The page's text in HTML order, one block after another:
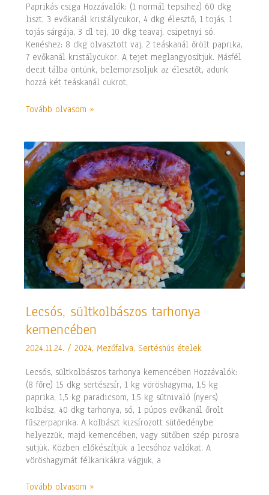
Paprikás csiga Hozzávalók: (1 normál tepsihez) 60 dkg
liszt, 3 evőkanál kristálycukor, 4 dkg élesztő, 1 tojás, 1
tojás sárgája, 3 dl tej, 10 dkg teavaj, csipetnyi só.
Kenéshez: 8 dkg olvasztott vaj, 2 teáskanál őrölt paprika,
7 evőkanál kristálycukor. A tejet meglangyosítjuk. Másfél
decit tálba öntünk, belemorzsoljuk az élesztőt, adunk
hozzá két teáskanál cukrot,
Tovább olvasom »
Lecsós, sültkolbászos tarhonya
kemencében
2024.11.24./2024, Mezőfalva, Sertéshús ételek
Lecsós, sültkolbászos tarhonya kemencében Hozzávalók:
(8 főre) 15 dkg sertészsír, 1 kg vöröshagyma, 1,5 kg
paprika, 1,5 kg paradicsom, 1,5 kg sütnivaló (nyers)
kolbász, 40 dkg tarhonya, só, 1 púpos evőkanál őrölt
fűszerpaprika. A kolbászt kizsírozott sütőedénybe
helyezzük, majd kemencében, vagy sütőben szép pirosra
sütjük. Közben előkészítjük a lecsóhoz valókat. A
vöröshagymát félkarikákra vágjuk, a
Lecsós,
sültkolbászos
tarhonya
kemencében
Tovább olvasom »